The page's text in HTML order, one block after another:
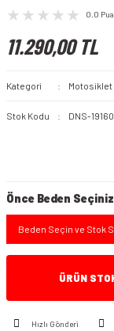
0.0
11.290,00 TL
Kategori Motosiklet
Stok Kodu DNS-
Önce Beden Seçiniz
Beden Seçin ve Stok
ÜRÜN
Hızlı Gönderi